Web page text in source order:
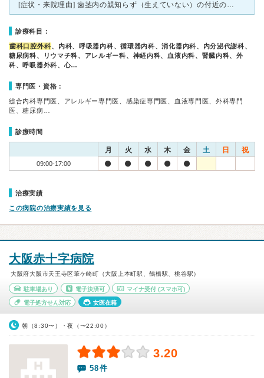
[症状・来院理由] 歯茎内の親知らず（生えていない）の付近の歯茎の痛み [医師の診断・治療法] 【診断】歯茎内に膿包があり、炎症を起こし痛みがある。 【治療】(1)投薬により、炎症を抑える
診療科目：
歯科口腔外科、内科、呼吸器内科、循環器内科、消化器内科、内分泌代謝科、
糖尿病科、リウマチ科、アレルギー科、神経内科、血液内科、腎臓内科、外
科、呼吸器外科、心…
専門医・資格：
総合内科専門医、アレルギー専門医、感染症専門医、血液専門医、外科専門
医、糖尿病…
診療時間
月 火 水 木 金 土 日 祝
09:00-17:00
治療実績
この病院の治療実績を見る
大阪赤十字病院
大阪府大阪市天王寺区筆ケ崎町（大阪上本町駅、鶴橋駅、桃谷駅）
駐車場あり 電子決済可 マイナ受付 (スマホ可)
電子処方せん対応 女医在籍
朝（8:30〜）・夜（〜22:00）
3.20
58件